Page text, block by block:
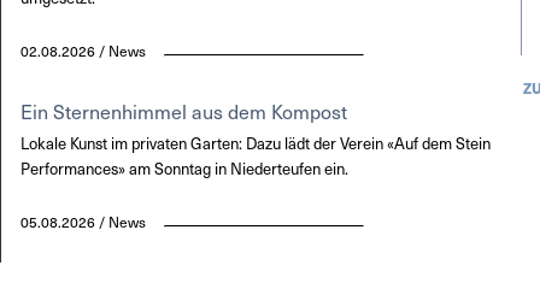
02.08.2026 / News
Ein Sternenhimmel aus dem Kompost
Lokale Kunst im privaten Garten: Dazu lädt der Verein «Auf dem Stein
Performances» am Sonntag in Niederteufen ein.
05.08.2026 / News